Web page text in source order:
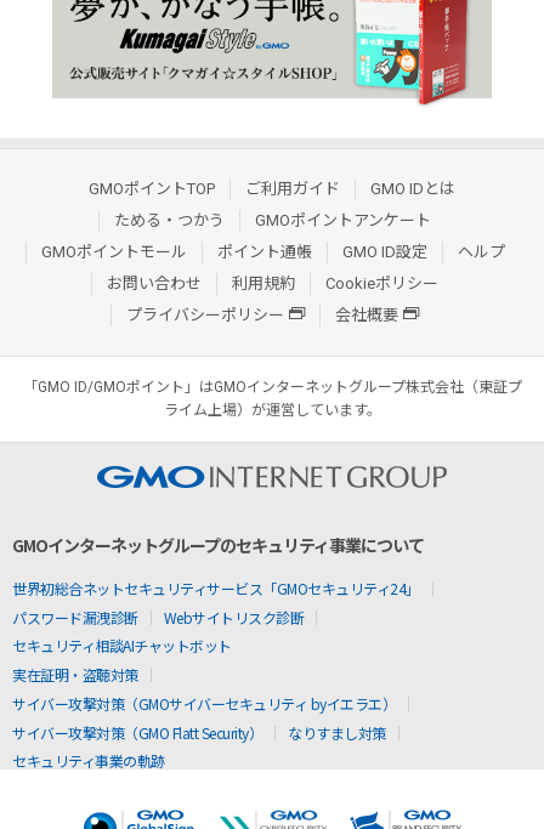
GMOポイントTOP ご利用ガイド
GMO IDとは
ためる・つかう
GMOポイントアンケート
GMOポイントモール
ポイント通帳 GMO ID設定
ヘルプ
お問い合わせ
利用規約
Cookieポリシー
プライバシーポリシー
会社概要
「GMO ID/GMOポイント」はGMOインターネットグループ株式会社（東証プ
ライム上場）が運営しています。
GMOインターネットグループのセキュリティ事業について
世界初総合ネットセキュリティサービス「GMOセキュリティ24」
パスワード漏洩診断
Webサイトリスク診断
セキュリティ相談AIチャットボット
実在証明・盗聴対策
サイバー攻撃対策（GMOサイバーセキュリティ byイエラエ）
サイバー攻撃対策（GMO Flatt Security）
なりすまし対策
セキュリティ事業の軌跡